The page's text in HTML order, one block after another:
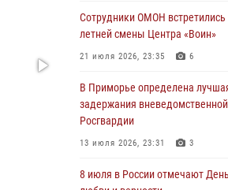
В День Крещения Руси в Князь-
Владимирском храме –
с крестным ходом
28 июля 2026, 10:29 3
Росгвардейцы в Приморье
28 июля 2026, 05:39 3
Сотрудники ОМОН встретились
летней смены Центра «Воин»
21 июля 2026, 23:35 6
В Приморье определена
задержания
Росгвардии
13 июля 2026, 23:31 3
8 июля в России отмечают